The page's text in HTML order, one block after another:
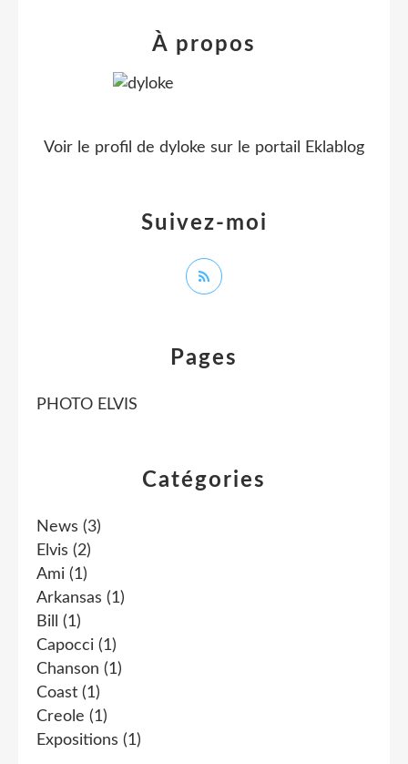
Catégories
News (3)
Elvis (2)
Ami (1)
Arkansas (1)
Bill
(1)
Capocci (1)
Chanson (1)
Coast (1)
Creole (1)
Expositions (1)
Pages
PHOTO ELVIS
Suivez-moi
À propos
Voir le profil de dyloke sur le portail Eklablog